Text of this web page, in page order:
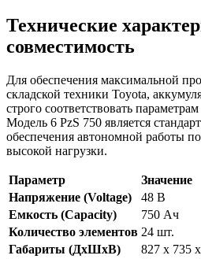
Технические
совместимость
Для обеспечения максимальной
складской техники Toyota,
строго соответствовать
Модель 6 PzS 750 является
обеспечения автономной работы
высокой нагрузки.
Параметр
Значение
Напряжение (Voltage)
48 В
Емкость (Capacity)
750 Ач
Количество элементов 24 шт.
Габариты (ДхШхВ)
827 x 735